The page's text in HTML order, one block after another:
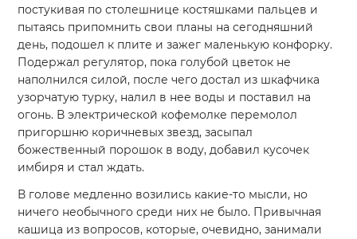
постукивая по столешнице костяшками пальцев и
пытаясь припомнить свои планы на сегодняшний
день, подошел к плите и зажег маленькую конфорку.
Подержал регулятор, пока голубой цветок не
наполнился силой, после чего достал из шкафчика
узорчатую турку, налил в нее воды и поставил на
огонь. В электрической кофемолке перемолол
пригоршню коричневых звезд, засыпал
божественный порошок в воду, добавил кусочек
имбиря и стал ждать.
В голове медленно возились какие-то мысли, но
ничего необычного среди них не было. Привычная
кашица из вопросов, которые, очевидно, занимали